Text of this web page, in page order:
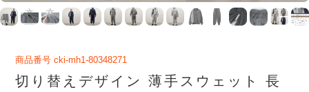
商品番号 cki-mh1-80348271
切り替えデザイン 薄手スウェット 長